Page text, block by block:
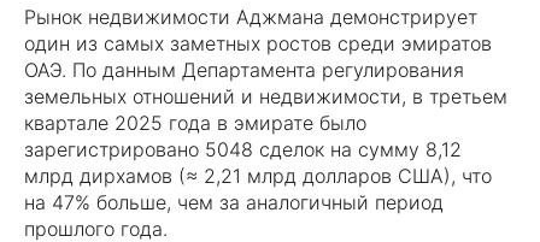
Рынок недвижимости Аджмана демонстрирует
один из самых заметных ростов среди эмиратов
ОАЭ. По данным Департамента регулирования
земельных отношений и недвижимости, в третьем
квартале 2025 года в эмирате было
зарегистрировано 5048 сделок на сумму 8,12
млрд дирхамов (≈ 2,21 млрд долларов США), что
на 47% больше, чем за аналогичный период
прошлого года.